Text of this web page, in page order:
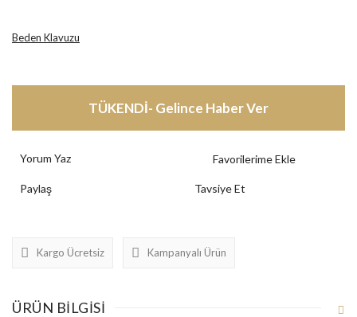
Beden Klavuzu
TÜKENDİ- Gelince Haber Ver
Yorum Yaz
Paylaş Tavsiye Et
Kargo Ücretsiz Kampanyalı Ürün
ÜRÜN BILGISI